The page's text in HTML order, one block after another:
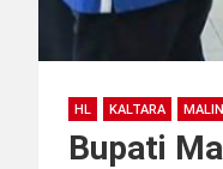
HL KALTARA
Bupati